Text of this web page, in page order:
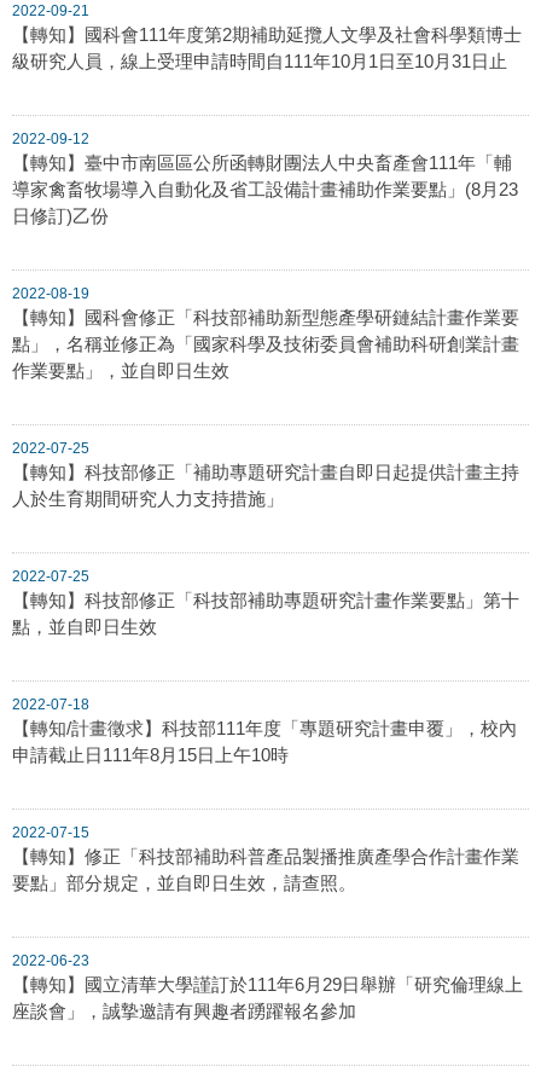
2022-09-21
【轉知】國科會111年度第2期補助延攬人文學及社會科學類博士
級研究人員，線上受理申請時間自111年10月1日至10月31日止
2022-09-12
【轉知】臺中市南區區公所函轉財團法人中央畜產會111年「輔
導家禽畜牧場導入自動化及省工設備計畫補助作業要點」(8月23
日修訂)乙份
2022-08-19
【轉知】國科會修正「科技部補助新型態產學研鏈結計畫作業要
點」，名稱並修正為「國家科學及技術委員會補助科研創業計畫
作業要點」，並自即日生效
2022-07-25
【轉知】科技部修正「補助專題研究計畫自即日起提供計畫主持
人於生育期間研究人力支持措施」
2022-07-25
【轉知】科技部修正「科技部補助專題研究計畫作業要點」第十
點，並自即日生效
2022-07-18
【轉知/計畫徵求】科技部111年度「專題研究計畫申覆」，校內
申請截止日111年8月15日上午10時
2022-07-15
【轉知】修正「科技部補助科普產品製播推廣產學合作計畫作業
要點」部分規定，並自即日生效，請查照。
2022-06-23
【轉知】國立清華大學謹訂於111年6月29日舉辦「研究倫理線上
座談會」，誠摯邀請有興趣者踴躍報名參加